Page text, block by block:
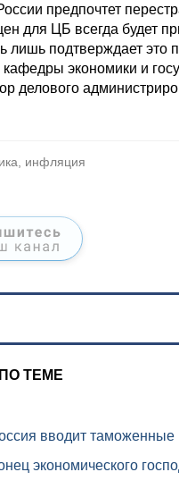
предпочтет
для ЦБ всегда будет
лишь подтверждает это
экономики и
делового
инфляция
ТЕМЕ
вводит
экономического